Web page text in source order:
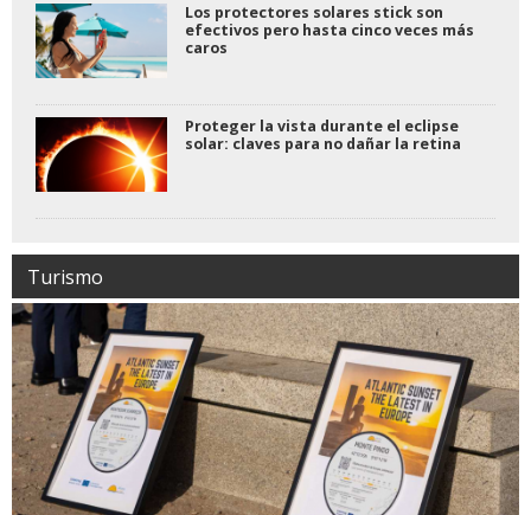
Los protectores solares stick son
efectivos pero hasta cinco veces más
caros
Proteger la vista durante el eclipse
solar: claves para no dañar la retina
Turismo